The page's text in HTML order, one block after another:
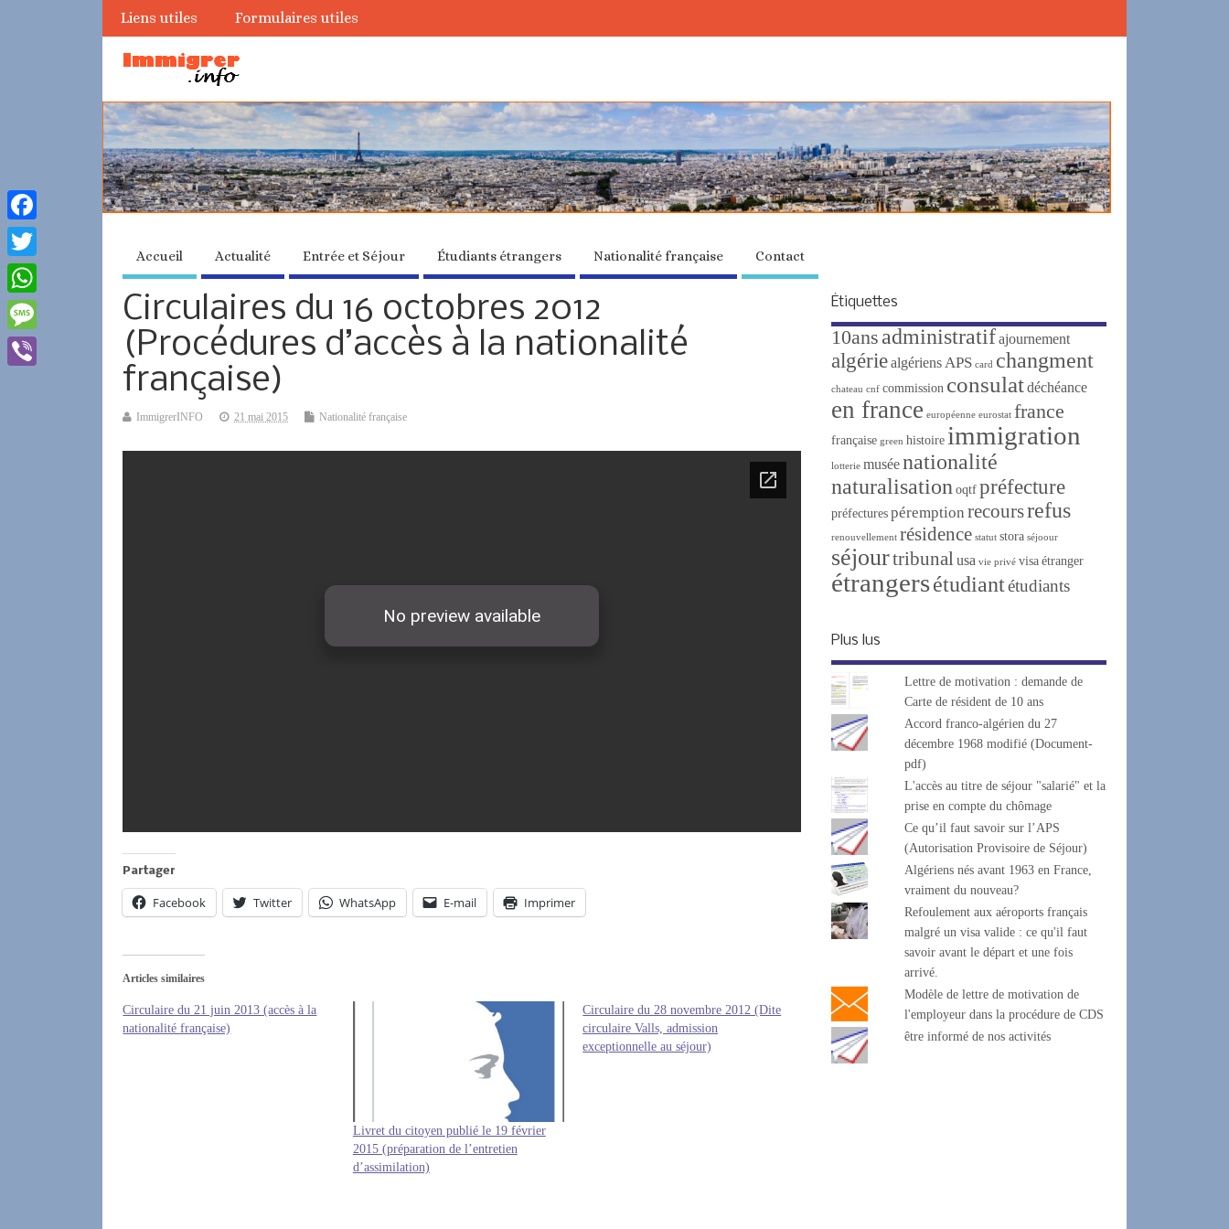
Liens utiles Formulaires utiles
Accueil Actualité Entrée et Séjour Étudiants étrangers Nationalité française Contact
Circulaires du 16 octobres 2012
(Procédures d’accès à la nationalité
française)
ImmigrerINFO 21 mai 2015 Nationalité française
Partager
Facebook Twitter WhatsApp E-mail Imprimer
Articles similaires
Circulaire du 21 juin 2013 (accès à la
nationalité française)
Livret du citoyen publié le 19 février
2015 (préparation de l’entretien
d’assimilation)
Circulaire du 28 novembre 2012 (Dite
circulaire Valls, admission
exceptionnelle au séjour)
Étiquettes
10ans administratif ajournement
algérie algériens APS card changment
chateau cnf commission consulat déchéance
en france européenne eurostat france
française green histoire immigration
lotterie musée nationalité
naturalisation oqtf préfecture
préfectures péremption recoursrefus
renouvellement résidence statut stora séjoour
séjourtribunal usa vie privé visa étranger
étrangersétudiantétudiants
Plus lus
Lettre de motivation : demande de
Carte de résident de 10 ans
Accord franco-algérien du 27
décembre 1968 modifié (Document-
pdf)
L'accès au titre de séjour "salarié" et la
prise en compte du chômage
Ce qu’il faut savoir sur l’APS
(Autorisation Provisoire de Séjour)
Algériens nés avant 1963 en France,
vraiment du nouveau?
Refoulement aux aéroports français
malgré un visa valide : ce qu'il faut
savoir avant le départ et une fois
arrivé.
Modèle de lettre de motivation de
l'employeur dans la procédure de CDS
être informé de nos activités
Facebook
Twitter
WhatsApp
Message